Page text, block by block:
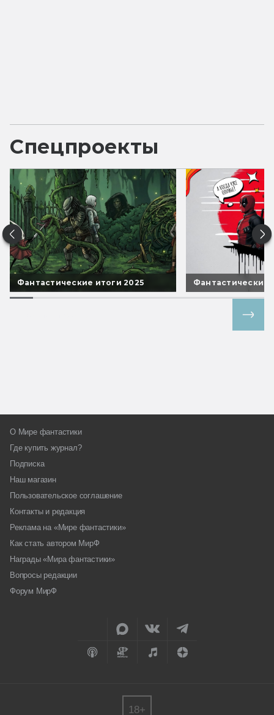
Спецпроекты
Фантастические итоги 2025 Фантастические
О Мире фантастики
Где купить журнал?
Подписка
Наш магазин
Пользовательское соглашение
Контакты и редакция
Реклама на «Мире фантастики»
Как стать автором МирФ
Награды «Мира фантастики»
Вопросы редакции
Форум МирФ
18+